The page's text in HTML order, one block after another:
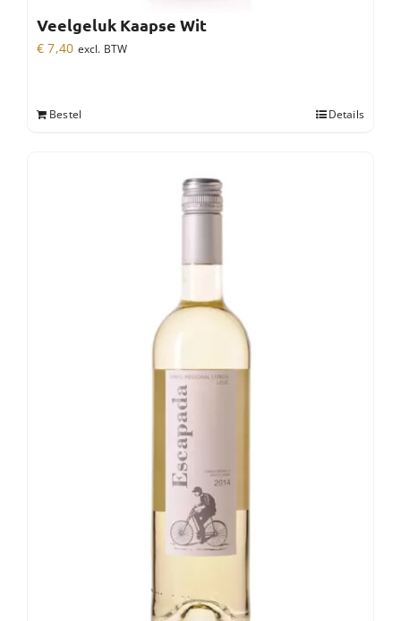
Veelgeluk Kaapse Wit
€ 7,40 excl. BTW
Bestel Details